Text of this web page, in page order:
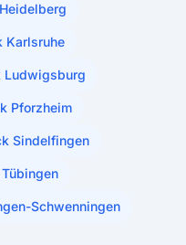
Karlsruhe
Ludwigsburg
Pforzheim
Sindelfingen
Schwenningen